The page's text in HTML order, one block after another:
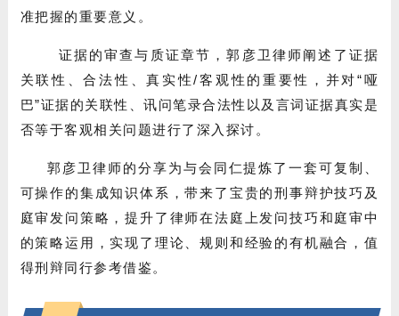
准把握的重要意义。
证据的审查与质证章节，郭彦卫律师阐述了证据
关联性、合法性、真实性/客观性的重要性，并对“哑
巴”证据的关联性、讯问笔录合法性以及言词证据真实是
否等于客观相关问题进行了深入探讨。
郭彦卫律师的分享为与会同仁提炼了一套可复制、
可操作的集成知识体系，带来了宝贵的刑事辩护技巧及
庭审发问策略，提升了律师在法庭上发问技巧和庭审中
的策略运用，实现了理论、规则和经验的有机融合，值
得刑辩同行参考借鉴。